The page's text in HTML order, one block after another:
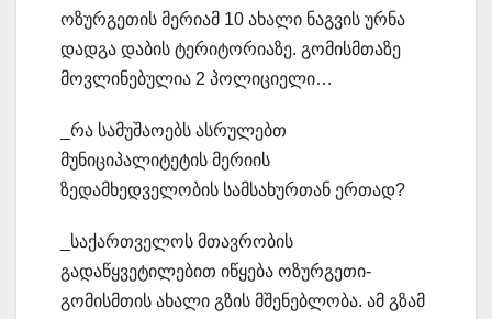
ოზურგეთის მერიამ 10 ახალი ნაგვის ურნა
დადგა დაბის ტერიტორიაზე. გომისმთაზე
მოვლინებულია 2 პოლიციელი…
_რა სამუშაოებს ასრულებთ
მუნიციპალიტეტის მერიის
ზედამხედველობის სამსახურთან ერთად?
_საქართველოს მთავრობის
გადაწყვეტილებით იწყება ოზურგეთი-
გომისმთის ახალი გზის მშენებლობა. ამ გზამ